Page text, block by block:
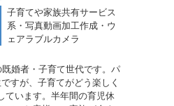
子育てや家族共有サービス
系・写真動画加工作成・ウ
ェアラブルカメラ
婚者・子育て世代です。パ
すが、子育てがどう楽しく
ています。半年間の育児休